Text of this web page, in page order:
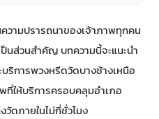
วามปรารถนาของเจ้าภาพทุกคน
ส่วนสำคัญ บทความนี้จะแนะนำ
ริการพวงหรีดวัดบางช้างเหนือ
ที่ให้บริการครอบคลุมอำเภอ
ดภายในไม่กี่ชั่วโมง